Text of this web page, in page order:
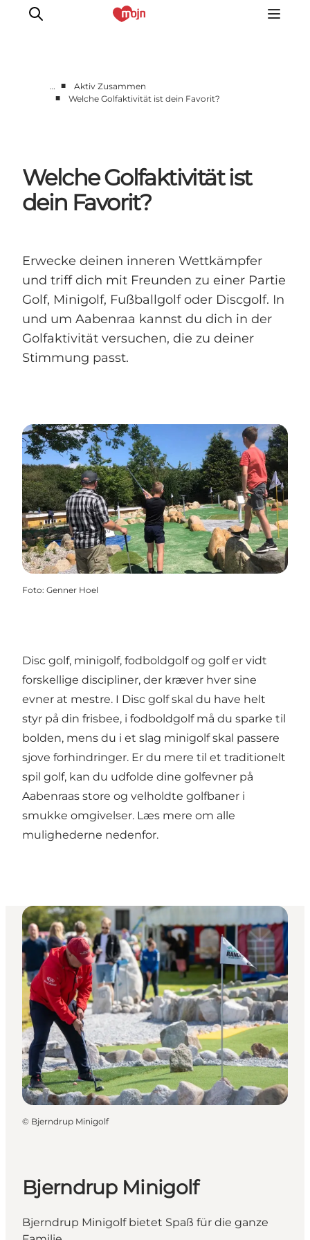
Übernachtung
Veranstaltungen
Information
… ■
Aktiv Zusammen
■
Welche Golfaktivität ist dein Favorit?
Welche Golfaktivität ist
dein Favorit?
Erwecke deinen inneren Wettkämpfer
und triff dich mit Freunden zu einer Partie
Golf, Minigolf, Fußballgolf oder Discgolf. In
und um Aabenraa kannst du dich in der
Golfaktivität versuchen, die zu deiner
Stimmung passt.
Foto: Genner Hoel
Disc golf, minigolf, fodboldgolf og golf er vidt
forskellige discipliner, der kræver hver sine
evner at mestre. I Disc golf skal du have helt
styr på din frisbee, i fodboldgolf må du sparke til
bolden, mens du i et slag minigolf skal passere
sjove forhindringer. Er du mere til et traditionelt
spil golf, kan du udfolde dine golfevner på
Aabenraas store og velholdte golfbaner i
smukke omgivelser. Læs mere om alle
mulighederne nedenfor.
© Bjerndrup Minigolf
Bjerndrup Minigolf
Bjerndrup Minigolf bietet Spaß für die ganze